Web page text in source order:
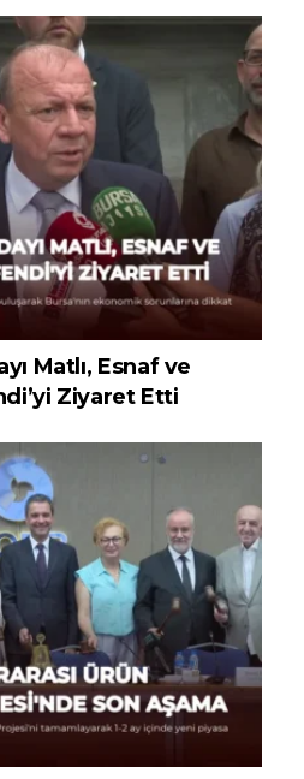
Matlı, Esnaf ve
Ziyaret Etti